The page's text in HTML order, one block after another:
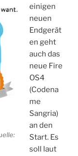
einigen
neuen
Endgerät
en geht
auch das
neue Fire
OS4
(Codena
me
Sangria)
an den
Start. Es
soll laut